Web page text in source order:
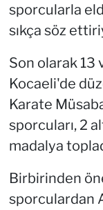
sporcularla
sıkça söz
Son olarak 13
Kocaeli'de
Karate
sporcuları, 2
madalya
Birbirinden
sporculardan